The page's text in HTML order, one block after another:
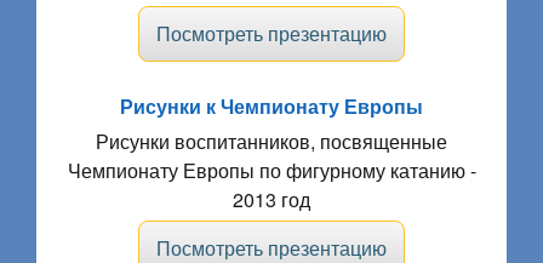
Посмотреть презентацию
Рисунки к Чемпионату Европы
Рисунки воспитанников, посвященные
Чемпионату Европы по фигурному катанию -
2013 год
Посмотреть презентацию